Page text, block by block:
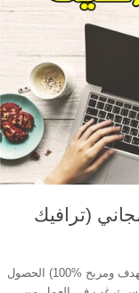
مجاني (ترافيك
أفضل 6 مصادر لجلب الترافيك مجاني (ترافيك مستهدف ومربح %100) الحصول